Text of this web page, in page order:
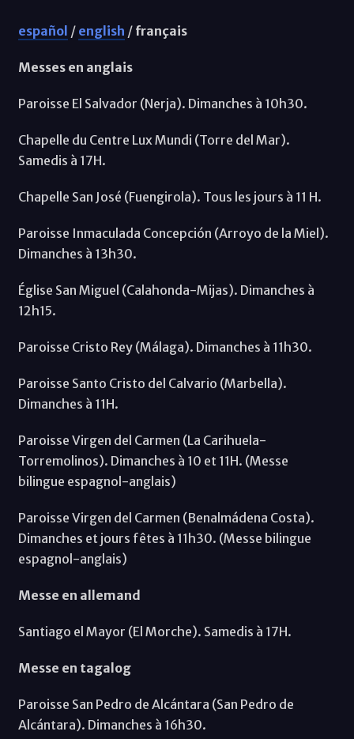
español / english / français
Messes en anglais
Paroisse El Salvador (Nerja). Dimanches à 10h30.
Chapelle du Centre Lux Mundi (Torre del Mar).
Samedis à 17H.
Chapelle San José (Fuengirola). Tous les jours à 11 H.
Paroisse Inmaculada Concepción (Arroyo de la Miel).
Dimanches à 13h30.
Église San Miguel (Calahonda-Mijas). Dimanches à
12h15.
Paroisse Cristo Rey (Málaga). Dimanches à 11h30.
Paroisse Santo Cristo del Calvario (Marbella).
Dimanches à 11H.
Paroisse Virgen del Carmen (La Carihuela-
Torremolinos). Dimanches à 10 et 11H. (Messe
bilingue espagnol-anglais)
Paroisse Virgen del Carmen (Benalmádena Costa).
Dimanches et jours fêtes à 11h30. (Messe bilingue
espagnol-anglais)
Messe en allemand
Santiago el Mayor (El Morche). Samedis à 17H.
Messe en tagalog
Paroisse San Pedro de Alcántara (San Pedro de
Alcántara). Dimanches à 16h30.